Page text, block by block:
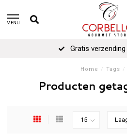
MENU
Gratis
Home / Tags /
Producten